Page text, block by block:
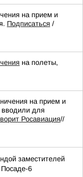
на прием и
Подписаться /
на полеты,
на прием и
вводили для
Росавиация//
заместителей
6